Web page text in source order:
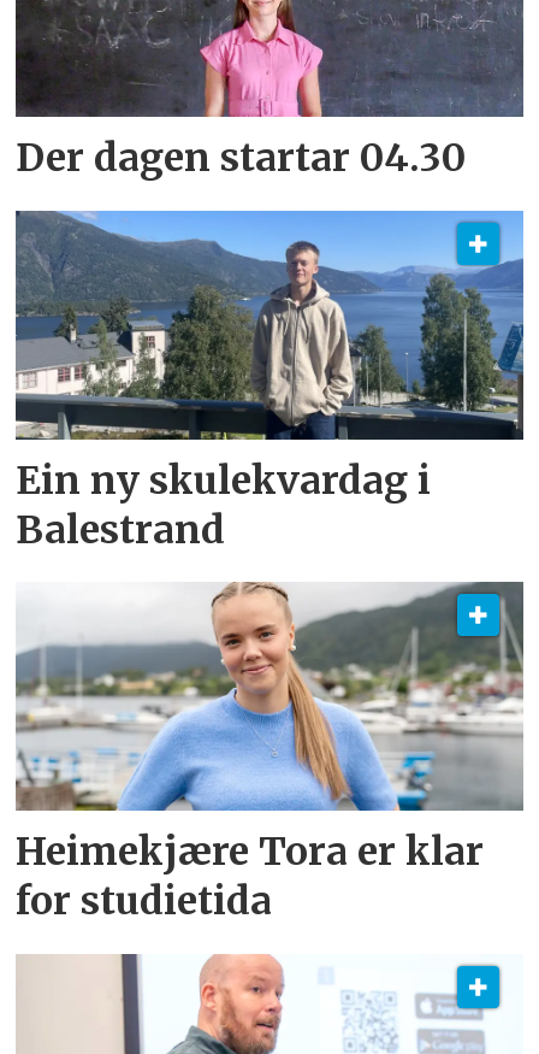
Der dagen startar 04.30
Ein ny skulekvardag i
Balestrand
Heimekjære Tora er klar
for studietida